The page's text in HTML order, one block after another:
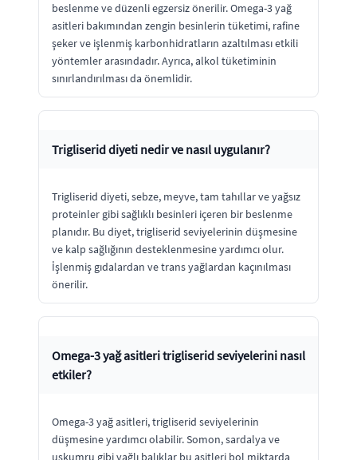
beslenme ve düzenli egzersiz önerilir. Omega-3 yağ
asitleri bakımından zengin besinlerin tüketimi, rafine
şeker ve işlenmiş karbonhidratların azaltılması etkili
yöntemler arasındadır. Ayrıca, alkol tüketiminin
sınırlandırılması da önemlidir.
Trigliserid diyeti nedir ve nasıl uygulanır?
Trigliserid diyeti, sebze, meyve, tam tahıllar ve yağsız
proteinler gibi sağlıklı besinleri içeren bir beslenme
planıdır. Bu diyet, trigliserid seviyelerinin düşmesine
ve kalp sağlığının desteklenmesine yardımcı olur.
İşlenmiş gıdalardan ve trans yağlardan kaçınılması
önerilir.
Omega-3 yağ asitleri trigliserid seviyelerini nasıl
etkiler?
Omega-3 yağ asitleri, trigliserid seviyelerinin
düşmesine yardımcı olabilir. Somon, sardalya ve
uskumru gibi yağlı balıklar bu asitleri bol miktarda